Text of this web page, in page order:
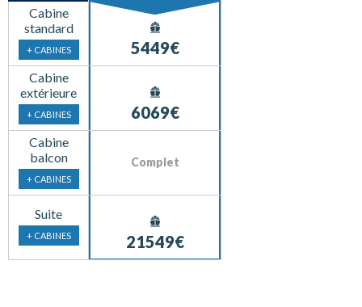
Cabine
standard
+ CABINES
Cabine
extérieure
+ CABINES
Cabine
balcon
+ CABINES
Suite
+ CABINES
5449€
6069€
Complet
21549€